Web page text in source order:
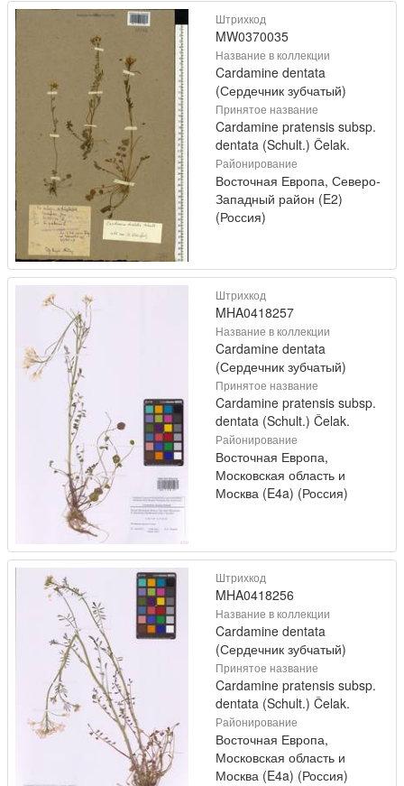
Штрихкод
MW0370035
Название в коллекции
Cardamine dentata
(Сердечник зубчатый)
Принятое название
Cardamine pratensis subsp.
dentata (Schult.) Čelak.
Районирование
Восточная Европа, Северо-
Западный район (E2)
(Россия)
Штрихкод
MHA0418257
Название в коллекции
Cardamine dentata
(Сердечник зубчатый)
Принятое название
Cardamine pratensis subsp.
dentata (Schult.) Čelak.
Районирование
Восточная Европа,
Московская область и
Москва (E4a) (Россия)
Штрихкод
MHA0418256
Название в коллекции
Cardamine dentata
(Сердечник зубчатый)
Принятое название
Cardamine pratensis subsp.
dentata (Schult.) Čelak.
Районирование
Восточная Европа,
Московская область и
Москва (E4a) (Россия)